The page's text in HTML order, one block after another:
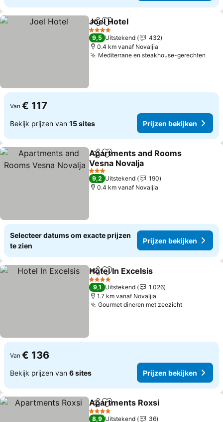
DelenToevoegen aan favorieten
Joel Hotel
4 Sterren
9,5 Uitstekend
432
0.4 km vanaf Novaljia
Mediterrane en steakhouse-gerechten
Van € 117
Bekijk prijzen van 15 sites Prijzen bekijken
DelenToevoegen aan favorieten
Apartments and Rooms
Vesna Novalja
3 Sterren
9,2 Uitstekend
190
0.4 km vanaf Novaljia
Selecteer datums om exacte prijzen
te zien
Prijzen bekijken
DelenToevoegen aan favorieten
Hotel In Excelsis
4 Sterren
9,1 Uitstekend
1.026
1.7 km vanaf Novaljia
Gourmet dineren met zeezicht
Van € 136
Bekijk prijzen van 6 sites Prijzen bekijken
DelenToevoegen aan favorieten
Apartments Roxsi
4 Sterren
8,9 Uitstekend 36